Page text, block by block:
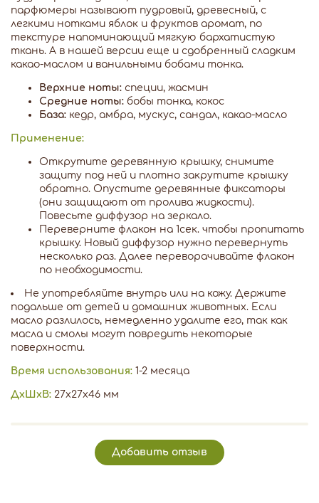
парфюмеры называют пудровый, древесный, с
легкими нотками яблок и фруктов аромат, по
текстуре напоминающий мягкую бархатистую
ткань. А в нашей версии еще и сдобренный сладким
какао-маслом и ванильными бобами тонка.
Верхние ноты: специи, жасмин
Средние ноты: бобы тонка, кокос
База: кедр, амбра, мускус, сандал, какао-масло
Применение:
Открутите деревянную крышку, снимите
защиту под ней и плотно закрутите крышку
обратно. Опустите деревянные фиксаторы
(они защищают от пролива жидкости).
Повесьте диффузор на зеркало.
Переверните флакон на 1сек. чтобы пропитать
крышку. Новый диффузор нужно перевернуть
несколько раз. Далее переворачивайте флакон
по необходимости.
Не употребляйте внутрь или на кожу. Держите
подальше от детей и домашних животных. Если
масло разлилось, немедленно удалите его, так как
масла и смолы могут повредить некоторые
поверхности.
Время использования: 1-2 месяца
ДxШxВ: 27x27x46 мм
Добавить отзыв